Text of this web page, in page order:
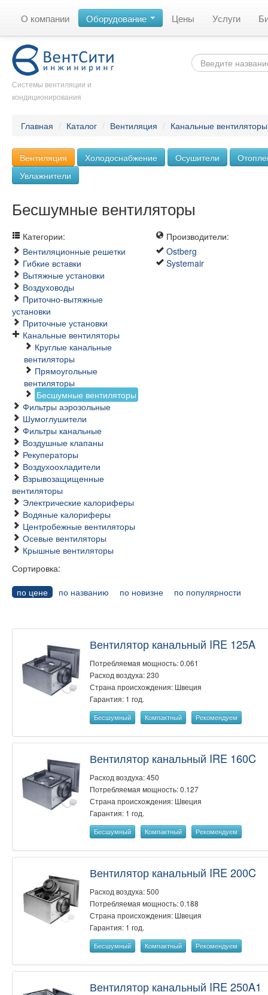
О компании Оборудование Цены Услуги
Системы вентиляции и
кондиционирования
Главная / Каталог / Вентиляция / Канальные вентиляторы
Вентиляция Холодоснабжение Осушители
Увлажнители
Бесшумные вентиляторы
Категории:
Вентиляционные решетки
Гибкие вставки
Вытяжные установки
Воздуховоды
Приточно-вытяжные
установки
Приточные установки
Канальные вентиляторы
Круглые канальные
вентиляторы
Прямоугольные
вентиляторы
Бесшумные вентиляторы
Фильтры аэрозольные
Шумоглушители
Фильтры канальные
Воздушные клапаны
Рекуператоры
Воздухоохладители
Взрывозащищенные
вентиляторы
Электрические калориферы
Водяные калориферы
Центробежные вентиляторы
Осевые вентиляторы
Крышные вентиляторы
Производители:
Ostberg
Systemair
Сортировка:
по цене
по названию по новизне по популярности
Вентилятор канальный IRE 125A
Потребляемая мощность: 0.061
Расход воздуха: 230
Страна происхождения: Швеция
Гарантия: 1 год.
Бесшумный Компактный Рекомендуем
Вентилятор канальный IRE 160C
Расход воздуха: 450
Потребляемая мощность: 0.127
Страна происхождения: Швеция
Гарантия: 1 год.
Бесшумный Компактный Рекомендуем
Вентилятор канальный IRE 200C
Расход воздуха: 500
Потребляемая мощность: 0.188
Страна происхождения: Швеция
Гарантия: 1 год.
Бесшумный Компактный Рекомендуем
Вентилятор канальный IRE 250A1